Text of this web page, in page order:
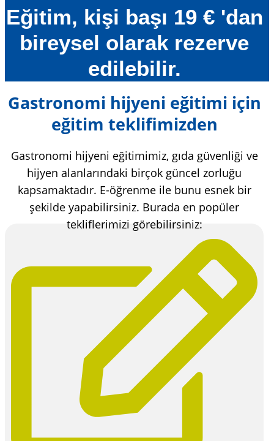
Eğitim, kişi başı 19 € 'dan
bireysel olarak rezerve
edilebilir.
Gastronomi hijyeni eğitimi için
eğitim teklifimizden
Gastronomi hijyeni eğitimimiz, gıda güvenliği ve
hijyen alanlarındaki birçok güncel zorluğu
kapsamaktadır. E-öğrenme ile bunu esnek bir
şekilde yapabilirsiniz. Burada en popüler
tekliflerimizi görebilirsiniz: